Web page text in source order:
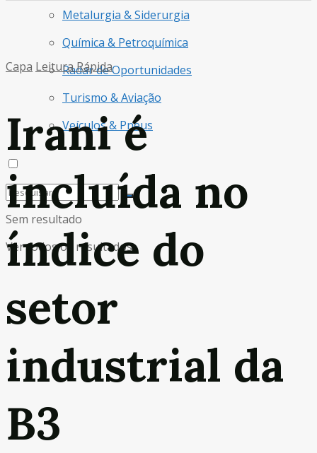
Metalurgia & Siderurgia
Química & Petroquímica
Radar de Oportunidades
Turismo & Aviação
Veículos & Pneus
Sem resultado
Ver todos os resultados
Capa Leitura Rápida
Irani é
incluída no
índice do
setor
industrial da
B3